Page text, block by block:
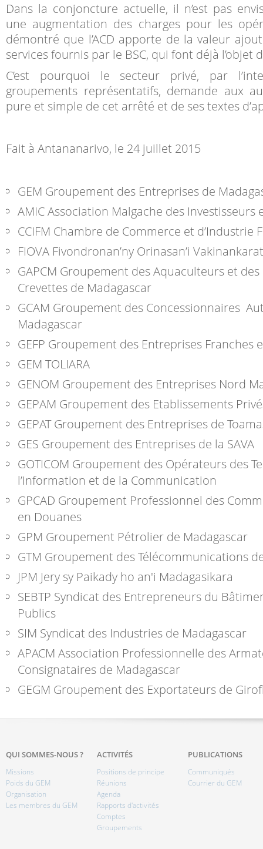
Dans la conjoncture actuelle, il n’est pas
une augmentation des charges pour les
démontré que l’ACD apporte de la valeur
services fournis par le BSC, qui font déjà l’objet
C’est pourquoi le secteur privé, par
groupements représentatifs, demande aux
pure et simple de cet arrêté et de ses textes
Fait à Antananarivo, le 24 juillet 2015
GEM Groupement des Entreprises de
AMICAssociation Malgache des Investisseurs
CCIFM Chambre de Commerce et d’Industrie
FIOVA Fivondronan’ny Orinasan’i
GAPCM Groupement des Aquaculteurs et des
Crevettes de Madagascar
GCAM Groupement des Concessionnaires
Madagascar
GEFP Groupement des Entreprises Franches
GEM TOLIARA
GENOM Groupement des Entreprises Nord
GEPAM Groupement des Etablissements
GEPAT Groupement des Entreprises de
GES Groupement des Entreprises de la SAVA
GOTICOM Groupement des Opérateurs des
l’Information et de la Communication
GPCAD Groupement Professionnel des
en Douanes
GPM Groupement Pétrolier de Madagascar
GTM Groupement des Télécommunications
JPM Jery sy Paikady ho an'i Madagasikara
SEBTP Syndicat des Entrepreneurs du
Publics
SIM Syndicat des Industries de Madagascar
APACM Association Professionnelle des
Consignataires de Madagascar
GEGM Groupement des Exportateurs de
QUI SOMMES-NOUS ?
Missions
Poids du GEM
Organisation
Les membres du GEM
ACTIVITÉS
Positions de principe
Réunions
Agenda
Rapports d'activités
Comptes
Groupements
PUBLICATIONS
Communiqués
Courrier du GEM